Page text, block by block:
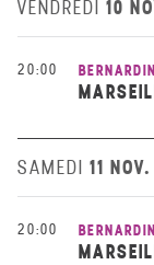
VENDREDI 10
20:00
SAMEDI 11 NOV.
20:00